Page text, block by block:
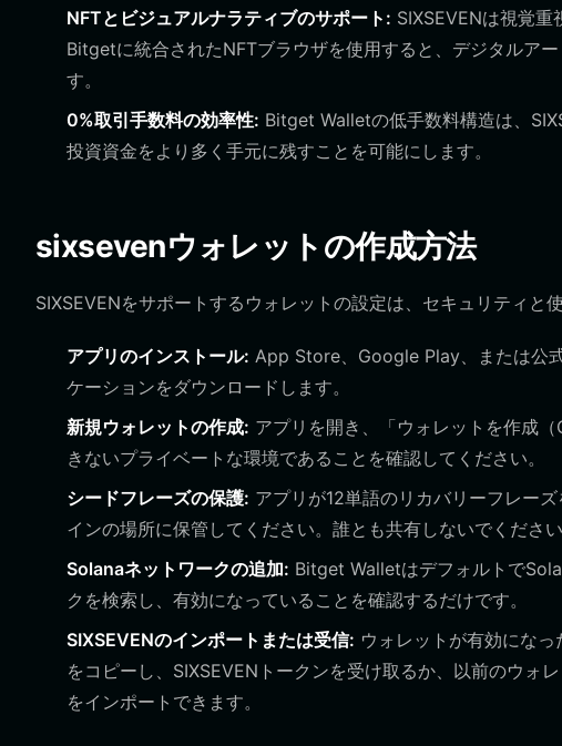
NFTとビジュアルナラティブのサポート: SIXSEVENは視覚重
Bitgetに統合されたNFTブラウザを使用すると、デジタルア
す。
0%取引手数料の効率性: Bitget Walletの低手数料構造は、
投資資金をより多く手元に残すことを可能にします。
sixsevenウォレットの作成方法
SIXSEVENをサポートするウォレットの設定は、セキュリティと
アプリのインストール: App Store、Google Play、または公
ケーションをダウンロードします。
新規ウォレットの作成: アプリを開き、「ウォレットを作成
きないプライベートな環境であることを確認してください。
シードフレーズの保護: アプリが12単語のリカバリーフレー
インの場所に保管してください。誰とも共有しないでください
Solanaネットワークの追加: Bitget Walletはデフォルトで
クを検索し、有効になっていることを確認するだけです。
SIXSEVENのインポートまたは受信: ウォレットが有効にな
をコピーし、SIXSEVENトークンを受け取るか、以前のウォ
をインポートできます。